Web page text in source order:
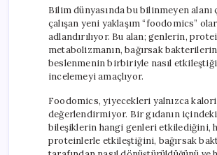
Bilim dünyasında bu bilinmeyen alanı
çalışan yeni yaklaşım “foodomics”
adlandırılıyor. Bu alan; genlerin,
metabolizmanın, bağırsak
beslenmenin birbiriyle nasıl
incelemeyi amaçlıyor.
Foodomics, yiyecekleri yalnızca kalori
değerlendirmiyor. Bir gıdanın içindeki
bileşiklerin hangi genleri etkilediğini,
proteinlerle etkileştiğini, bağırsak